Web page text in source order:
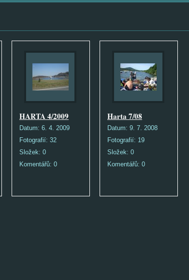
HARTA 4/2009
Datum: 6. 4. 2009
Fotografií: 32
Složek: 0
Komentářů: 0
Harta 7/08
Datum: 9. 7. 2008
Fotografií: 19
Složek: 0
Komentářů: 0